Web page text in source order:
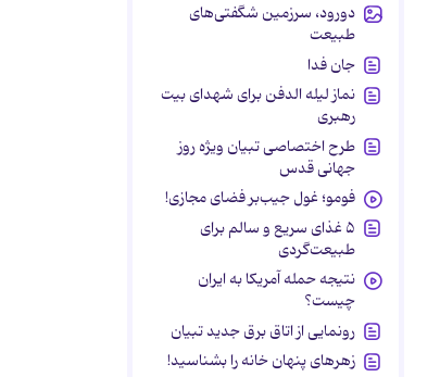
دورود، سرزمین شگفتی‌های
طبیعت
جان فدا
نماز لیله الدفن برای شهدای بیت
رهبری
طرح اختصاصی تبیان ویژه روز
جهانی قدس
فومو؛ غول جیب‌بر فضای مجازی!
۵ غذای سریع و سالم برای
طبیعت‌گردی
نتیجه حمله آمریکا به ایران
چیست؟
رونمایی از اتاق برق جدید تبیان
زهرهای پنهان خانه را بشناسید!